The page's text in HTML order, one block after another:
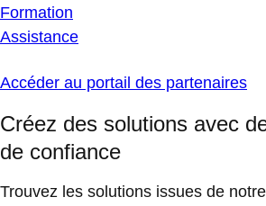
Formation
Assistance
Accéder au portail des partenaires
Créez des solutions avec
de confiance
Trouvez les solutions issues de